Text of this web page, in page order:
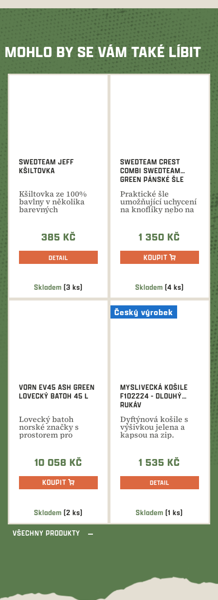
MOHLO BY SE VÁM TAKÉ LÍBIT
Skladem(3 ks)
SWEDTEAM JEFF
KŠILTOVKA
Kšiltovka ze 100%
bavlny v několika
barevných
variantách pro lov i
385 KČ
DETAIL
Skladem (4 ks)
SWEDTEAM CREST
COMBI SWEDTEAM
GREEN PÁNSKÉ ŠLE
Praktické šle
umožňující uchycení
na knoflíky nebo na
kovový klip. Šířka...
1 350 KČ
KOUPIT
Skladem(2 ks)
VORN EV45 ASH GREEN
LOVECKÝ BATOH 45 L
Lovecký batoh
norské značky s
prostorem pro
zbraň. TOP
10 058 KČ
KOUPIT
Český výrobek
Skladem(1 ks)
MYSLIVECKÁ KOŠILE
F102224 - DLOUHÝ
RUKÁV
Dyftýnová košile s
výšivkou jelena a
kapsou na zip.
Klasický rovný
1 535 KČ
DETAIL
VŠECHNY PRODUKTY